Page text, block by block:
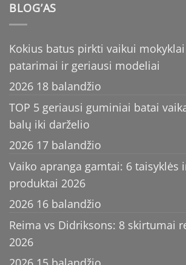
BLOG’AS
Kokius batus pirkti vaikui
patarimai ir geriausi modeliai
2026 18 balandžio
TOP 5 geriausi guminiai batai
balų iki darželio
2026 17 balandžio
Vaiko apranga gamtai: 6 taisyklės
produktai 2026
2026 16 balandžio
Reima vs Didriksons: 8 skirtumai
2026